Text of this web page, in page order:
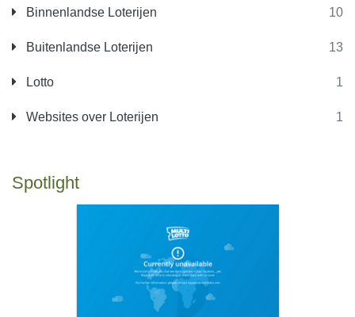
Binnenlandse Loterijen 10
Buitenlandse Loterijen 13
Lotto 1
Websites over Loterijen 1
Spotlight